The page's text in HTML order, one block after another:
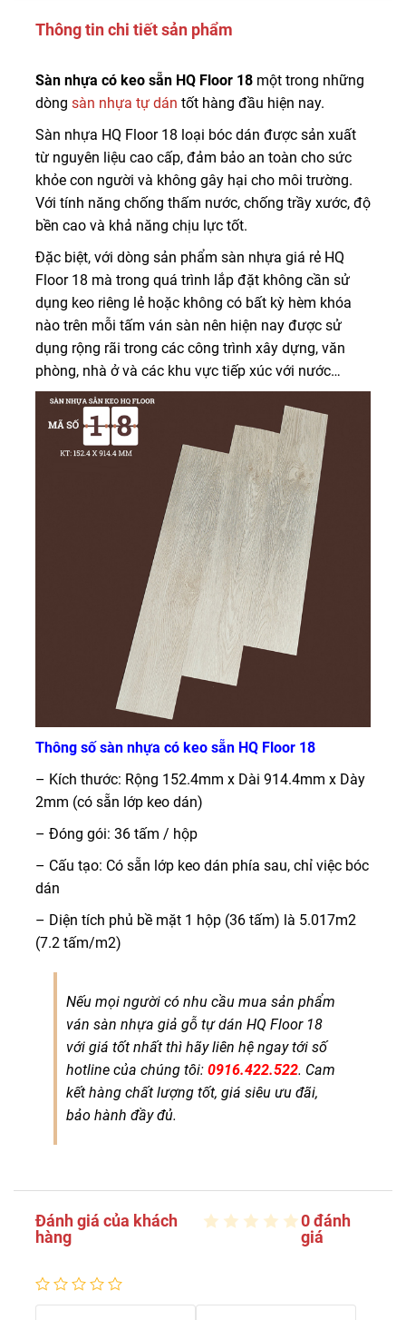
Thông tin chi tiết sản phẩm
Sàn nhựa có keo sẵn HQ Floor 18 một trong những
dòng sàn nhựa tự dán tốt hàng đầu hiện nay.
Sàn nhựa HQ Floor 18 loại bóc dán được sản xuất
từ nguyên liệu cao cấp, đảm bảo an toàn cho sức
khỏe con người và không gây hại cho môi trường.
Với tính năng chống thấm nước, chống trầy xước, độ
bền cao và khả năng chịu lực tốt.
Đặc biệt, với dòng sản phẩm sàn nhựa giá rẻ HQ
Floor 18 mà trong quá trình lắp đặt không cần sử
dụng keo riêng lẻ hoặc không có bất kỳ hèm khóa
nào trên mỗi tấm ván sàn nên hiện nay được sử
dụng rộng rãi trong các công trình xây dựng, văn
phòng, nhà ở và các khu vực tiếp xúc với nước…
Thông số sàn nhựa có keo sẵn HQ Floor 18
– Kích thước: Rộng 152.4mm x Dài 914.4mm x Dày
2mm (có sẵn lớp keo dán)
– Đóng gói: 36 tấm / hộp
– Cấu tạo: Có sẵn lớp keo dán phía sau, chỉ việc bóc
dán
– Diện tích phủ bề mặt 1 hộp (36 tấm) là 5.017m2
(7.2 tấm/m2)
Nếu mọi người có nhu cầu mua sản phẩm
ván sàn nhựa giả gỗ tự dán HQ Floor 18
với giá tốt nhất thì hãy liên hệ ngay tới số
hotline của chúng tôi: 0916.422.522. Cam
kết hàng chất lượng tốt, giá siêu ưu đãi,
bảo hành đầy đủ.
Đánh giá của khách
hàng
0 đánh
giá